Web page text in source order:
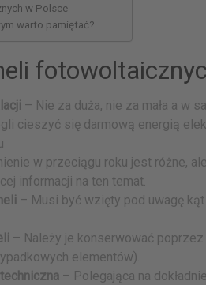
w Polsce
warto pamiętać?
– Nie za duża, nie za mała a w
cieszyć się darmową energią
w przeciągu roku jest różne,
informacji na ten temat.
– Musi być wzięty pod uwagę
– Należy je konserwować
elementów).
– Polegająca na